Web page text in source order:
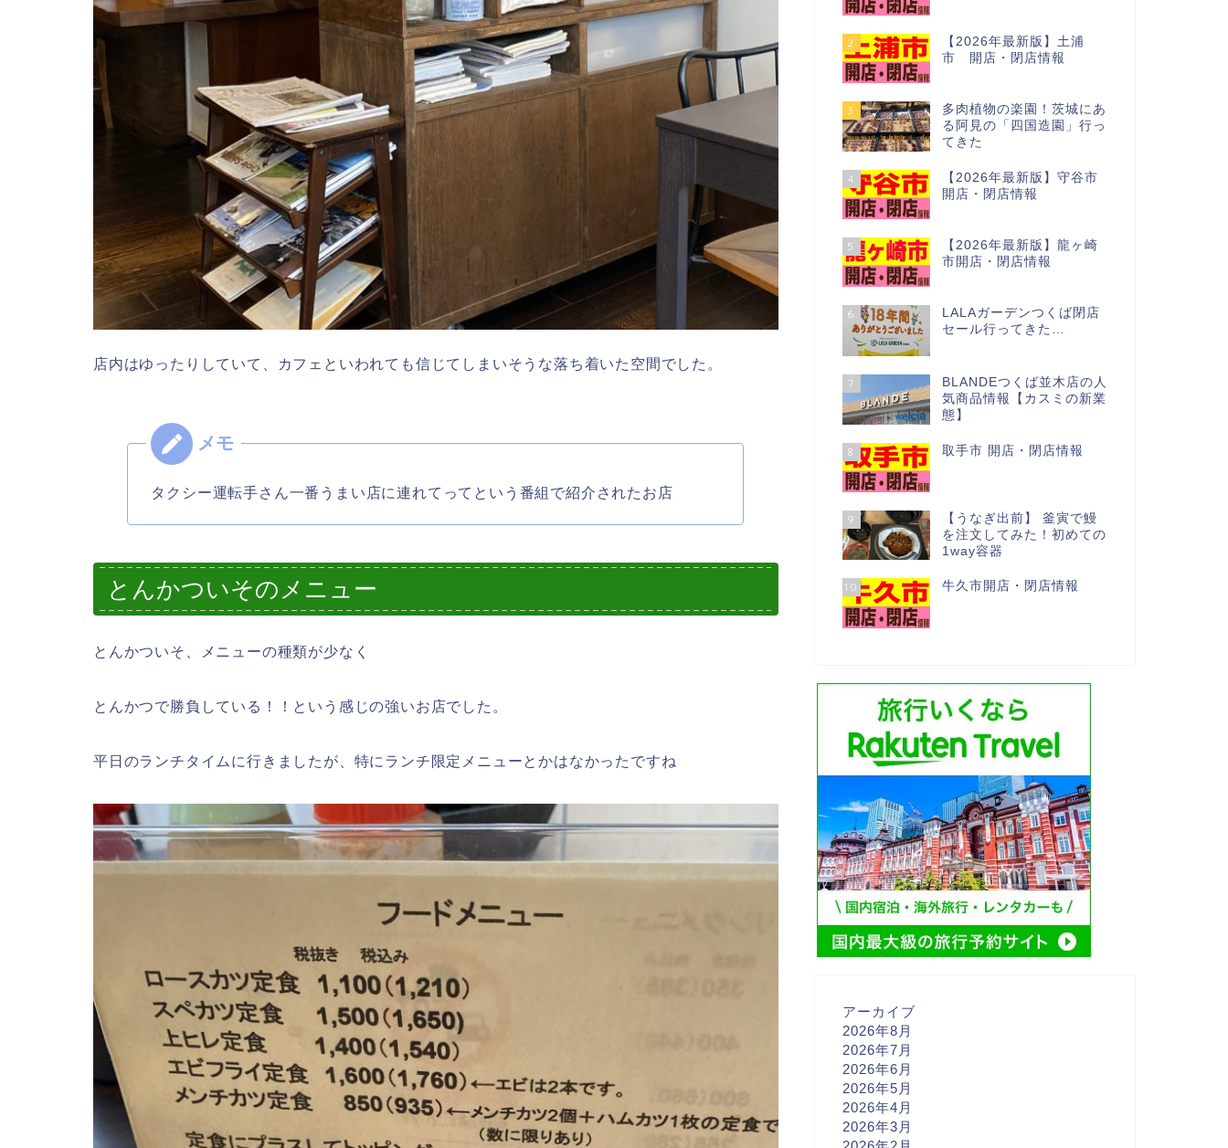
店内はゆったりしていて、カフェといわれても信じてしまいそうな落ち着いた空間でした。
タクシー運転手さん一番うまい店に連れてってという番組で紹介されたお店
とんかついそのメニュー
とんかついそ、メニューの種類が少なく
とんかつで勝負している！！という感じの強いお店でした。
平日のランチタイムに行きましたが、特にランチ限定メニューとかはなかったですね
2
【2026年最新版】土浦
市 開店・閉店情報
3
多肉植物の楽園！茨城にあ
る阿見の「四国造園」行っ
てきた
4
【2026年最新版】守谷市
開店・閉店情報
5
【2026年最新版】龍ヶ崎
市開店・閉店情報
6
LALAガーデンつくば閉店
セール行ってきた…
7
BLANDEつくば並木店の人
気商品情報【カスミの新業
態】
8 取手市 開店・閉店情報
9
【うなぎ出前】 釜寅で鰻
を注文してみた！初めての
1way容器
10 牛久市開店・閉店情報
アーカイブ
2026年8月
2026年7月
2026年6月
2026年5月
2026年4月
2026年3月